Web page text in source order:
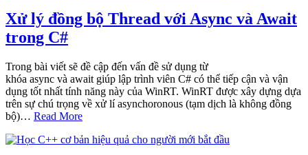
Xử lý đồng bộ Thread với Async và Await
trong C#
Trong bài viết sẽ đề cập đến vấn đề sử dụng từ
khóa async và await giúp lập trình viên C# có thể tiếp cận và vận
dụng tốt nhất tính năng này của WinRT. WinRT được xây dựng dựa
trên sự chú trọng về xử lí asynchoronous (tạm dịch là không đồng
bộ)… Read More